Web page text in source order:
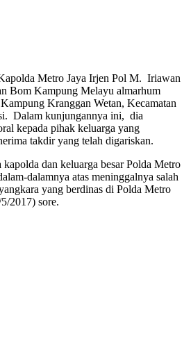
Metro Jaya Irjen Pol M. Iriawan
Bom Kampung Melayu almarhum
Kranggan Wetan, Kecamatan
Dalam kunjungannya ini, dia
kepada pihak keluarga yang
takdir yang telah digariskan.
kapolda dan keluarga besar Polda Metro
dalamnya atas meninggalnya salah
yang berdinas di Polda Metro
2017) sore.